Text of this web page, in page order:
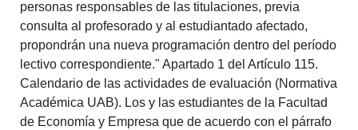
personas responsables de las titulaciones, previa
consulta al profesorado y al estudiantado afectado,
propondrán una nueva programación dentro del período
lectivo correspondiente." Apartado 1 del Artículo 115.
Calendario de las actividades de evaluación (Normativa
Académica UAB). Los y las estudiantes de la Facultad
de Economía y Empresa que de acuerdo con el párrafo